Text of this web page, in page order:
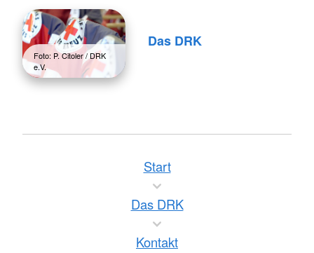
Foto: P. Citoler / DRK
e.V.
Das DRK
Start
Das DRK
Kontakt